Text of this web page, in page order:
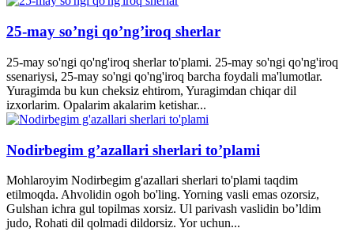
25-may so’ngi qo’ng’iroq sherlar
25-may so'ngi qo'ng'iroq sherlar to'plami. 25-may so'ngi qo'ng'iroq
ssenariysi, 25-may so'ngi qo'ng'iroq barcha foydali ma'lumotlar.
Yuragimda bu kun cheksiz ehtirom, Yuragimdan chiqar dil
izxorlarim. Opalarim akalarim ketishar...
Nodirbegim g’azallari sherlari to’plami
Mohlaroyim Nodirbegim g'azallari sherlari to'plami taqdim
etilmoqda. Ahvolidin ogoh bo'ling. Yorning vasli emas ozorsiz,
Gulshan ichra gul topilmas xorsiz. Ul parivash vaslidin bo’ldim
judo, Rohati dil qolmadi dildorsiz. Yor uchun...